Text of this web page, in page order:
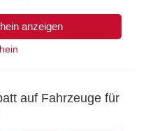
anzeigen
auf Fahrzeuge für